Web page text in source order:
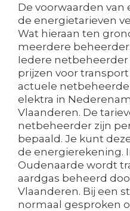
De voorwaarden van
de energietarieven
Wat hieraan ten
meerdere
Iedere
prijzen voor
actuele
elektra in
Vlaanderen. De
netbeheerder zijn
bepaald. Je kunt
de energierekening.
Oudenaarde wordt
aardgas beheerd
Vlaanderen. Bij een
normaal gesproken